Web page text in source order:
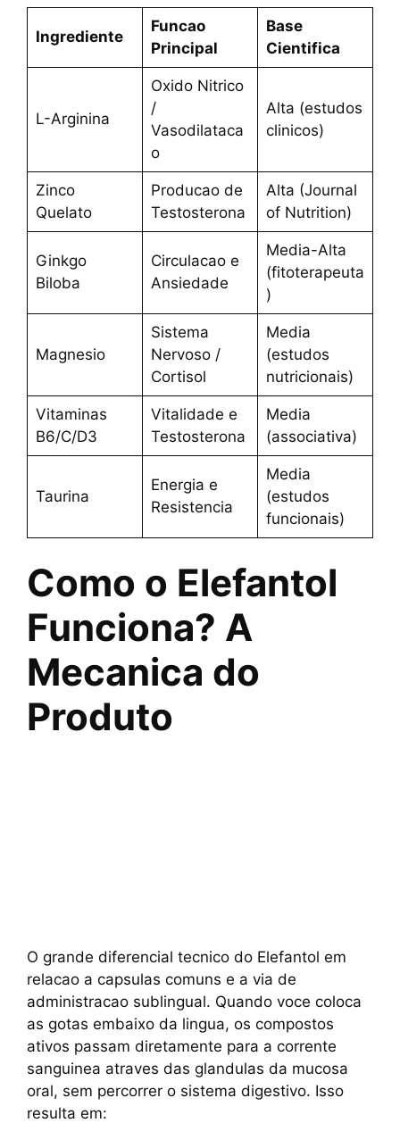
Ingrediente
Funcao
Principal
Base
Cientifica
L-Arginina
Oxido Nitrico
/
Vasodilataca
o
Alta (estudos
clinicos)
Zinco
Quelato
Producao de
Testosterona
Alta (Journal
of Nutrition)
Ginkgo
Biloba
Circulacao e
Ansiedade
Media-Alta
(fitoterapeuta
)
Magnesio
Sistema
Nervoso /
Cortisol
Media
(estudos
nutricionais)
Vitaminas
B6/C/D3
Vitalidade e
Testosterona
Media
(associativa)
Taurina
Energia e
Resistencia
Media
(estudos
funcionais)
Como o Elefantol
Funciona? A
Mecanica do
Produto
O grande diferencial tecnico do Elefantol em
relacao a capsulas comuns e a via de
administracao sublingual. Quando voce coloca
as gotas embaixo da lingua, os compostos
ativos passam diretamente para a corrente
sanguinea atraves das glandulas da mucosa
oral, sem percorrer o sistema digestivo. Isso
resulta em: